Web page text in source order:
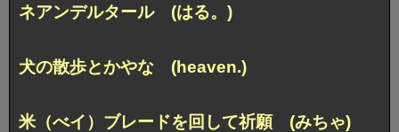
ネアンデルタール (はる。)
犬の散歩とかやな (heaven.)
米（べイ）ブレードを回して祈願 (みちゃ)